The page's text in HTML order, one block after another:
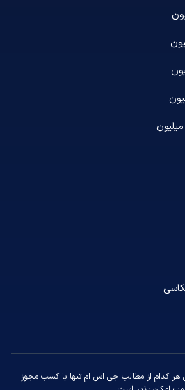
یا کل هر کدام از مطالب جی اس ام تنها با کسب مجوز